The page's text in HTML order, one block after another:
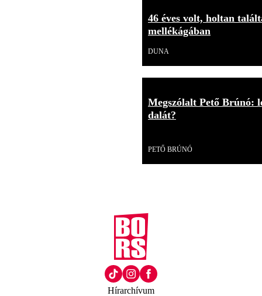
46 éves volt, holtan
mellékágában
DUNA
Megszólalt Pető Brúnó:
dalát?
PETŐ BRÚNÓ
Hírarchívum